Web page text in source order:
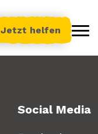
Jetzt helfen
Social Media